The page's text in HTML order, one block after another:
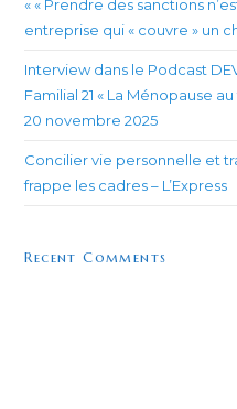
« « Prendre des sanctions
entreprise qui « couvre » un
Interview dans le Podcast
Familial 21 « La Ménopause
20 novembre 2025
Concilier vie personnelle et
frappe les cadres – L’Express
Recent Comments